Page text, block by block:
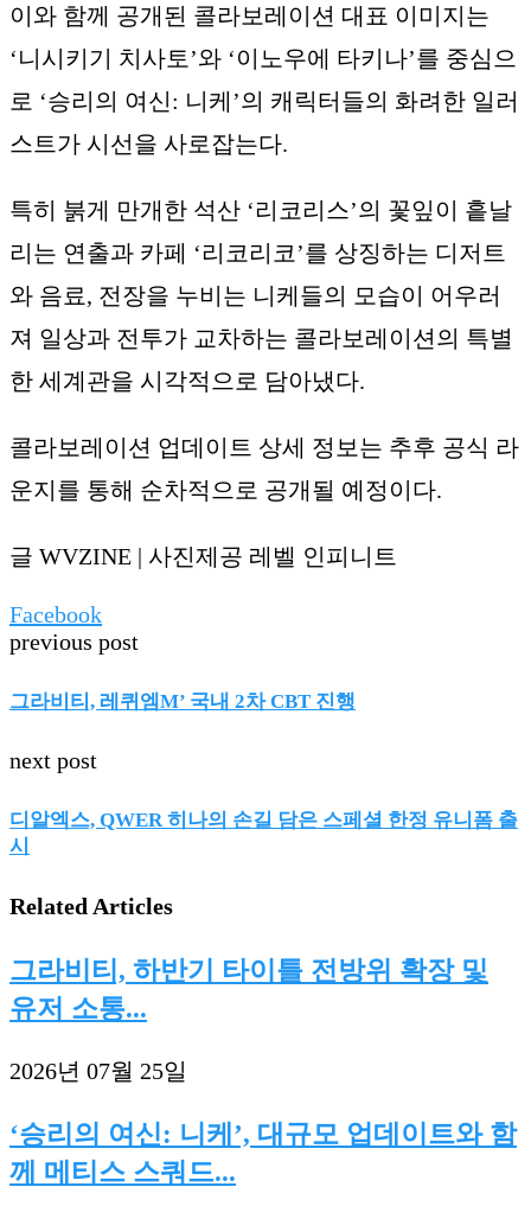
이와 함께 공개된 콜라보레이션 대표 이미지는
‘니시키기 치사토’와 ‘이노우에 타키나’를 중심으
로 ‘승리의 여신: 니케’의 캐릭터들의 화려한 일러
스트가 시선을 사로잡는다.
특히 붉게 만개한 석산 ‘리코리스’의 꽃잎이 흩날
리는 연출과 카페 ‘리코리코’를 상징하는 디저트
와 음료, 전장을 누비는 니케들의 모습이 어우러
져 일상과 전투가 교차하는 콜라보레이션의 특별
한 세계관을 시각적으로 담아냈다.
콜라보레이션 업데이트 상세 정보는 추후 공식 라
운지를 통해 순차적으로 공개될 예정이다.
글 WVZINE | 사진제공 레벨 인피니트
Facebook
previous post
그라비티, 레퀴엠M’ 국내 2차 CBT 진행
next post
디알엑스, QWER 히나의 손길 담은 스페셜 한정 유니폼 출
시
Related Articles
그라비티, 하반기 타이틀 전방위 확장 및
유저 소통...
2026년 07월 25일
‘승리의 여신: 니케’, 대규모 업데이트와 함
께 메티스 스쿼드...